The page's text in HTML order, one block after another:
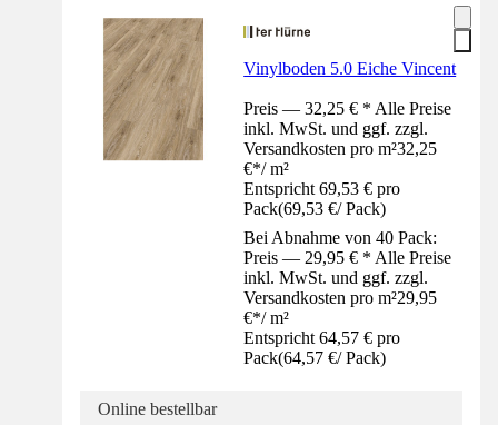
Vinylboden 5.0 Eiche Vincent
Preis — 32,25 € * Alle Preise
inkl. MwSt. und ggf. zzgl.
Versandkosten pro m²32,25
€*/ m²
Entspricht 69,53 € pro
Pack(69,53 €/ Pack)
Bei Abnahme von 40 Pack:
Preis — 29,95 € * Alle Preise
inkl. MwSt. und ggf. zzgl.
Versandkosten pro m²29,95
€*/ m²
Entspricht 64,57 € pro
Pack(64,57 €/ Pack)
Online bestellbar